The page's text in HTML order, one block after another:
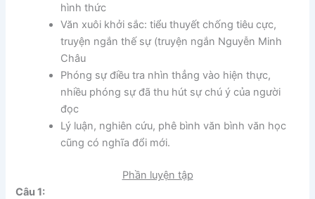
hình thức
Văn xuôi khởi sắc: tiểu thuyết chống tiêu cực,
truyện ngắn thế sự (truyện ngắn Nguyễn Minh
Châu
Phóng sự điều tra nhìn thẳng vào hiện thực,
nhiều phóng sự đã thu hút sự chú ý của người
đọc
Lý luận, nghiên cứu, phê bình văn bình văn học
cũng có nghĩa đổi mới.
Phần luyện tập
Câu 1: